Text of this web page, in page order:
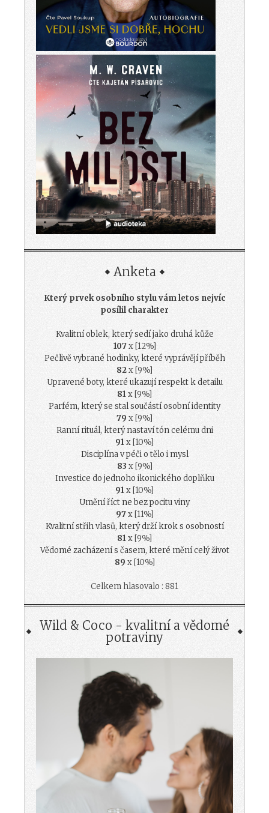
Anketa
Který prvek osobního stylu vám letos nejvíc
posílil charakter
Kvalitní oblek, který sedí jako druhá kůže
107x [12%]
Pečlivě vybrané hodinky, které vyprávějí příběh
82x [9%]
Upravené boty, které ukazují respekt k detailu
81x [9%]
Parfém, který se stal součástí osobní identity
79 x [9%]
Ranní rituál, který nastaví tón celému dni
91x [10%]
Disciplína v péči o tělo i mysl
83 x [9%]
Investice do jednoho ikonického doplňku
91x [10%]
Umění říct ne bez pocitu viny
97x [11%]
Kvalitní střih vlasů, který drží krok s osobností
81x [9%]
Vědomé zacházení s časem, které mění celý život
89 x [10%]
Celkem hlasovalo : 881
Wild & Coco - kvalitní a vědomé
potraviny